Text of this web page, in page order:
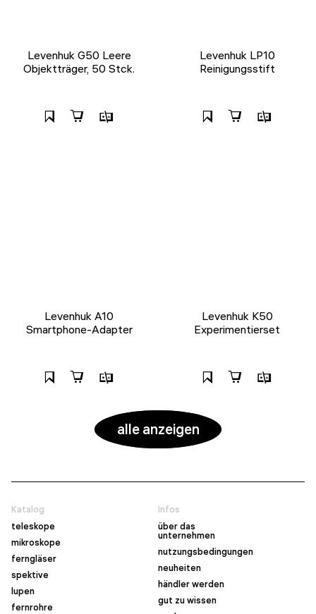
Levenhuk G50 Leere
Objektträger, 50 Stck.
Levenhuk LP10
Reinigungsstift
Levenhuk A10
Smartphone-Adapter
Levenhuk K50
Experimentierset
alle anzeigen
Katalog
teleskope
mikroskope
ferngläser
spektive
lupen
fernrohre
Infos
über das
unternehmen
nutzungsbedingungen
neuheiten
händler werden
gut zu wissen